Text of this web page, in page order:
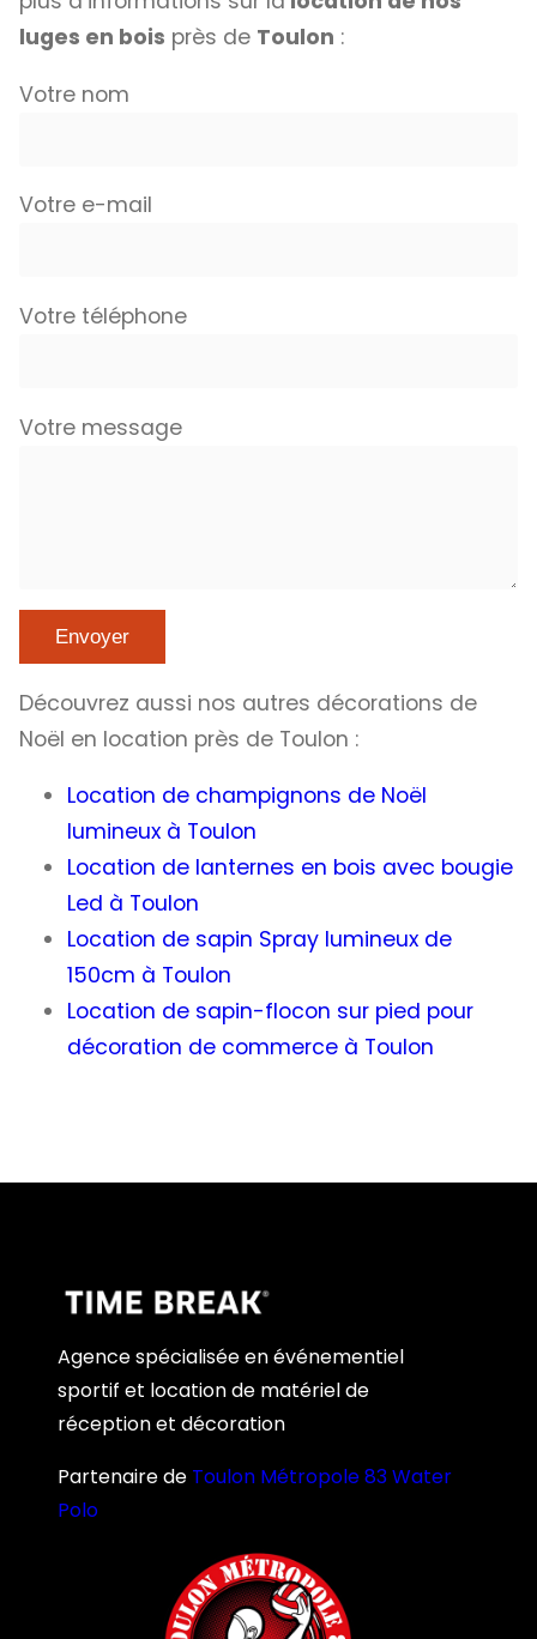
luges en bois près de Toulon :
Votre nom
Votre e-mail
Votre téléphone
Votre message
Découvrez aussi nos autres décorations de
Noël en location près de Toulon :
Location de champignons de Noël
lumineux à Toulon
Location de lanternes en bois avec bougie
Led à Toulon
Location de sapin Spray lumineux de
150cm à Toulon
Location de sapin-flocon sur pied pour
décoration de commerce à Toulon
Agence spécialisée en événementiel
sportif et location de matériel de
réception et décoration
Partenaire de Toulon Métropole 83 Water
Polo